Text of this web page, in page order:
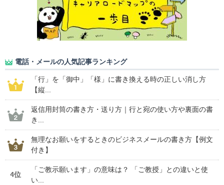
電話・メールの人気記事ランキング
「行」を「御中」「様」に書き換える時の正しい消し方
【縦...
返信用封筒の書き方・送り方｜行と宛の使い方や裏面の書
き...
無理なお願いをするときのビジネスメールの書き方【例文
付き】
4位
「ご教示願います」の意味は？ 「ご教授」との違いと使
い...